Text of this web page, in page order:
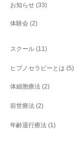
お知らせ (33)
体験会 (2)
スクール (11)
ヒプノセラピーとは (5)
体細胞療法 (2)
前世療法 (2)
年齢退行療法 (1)